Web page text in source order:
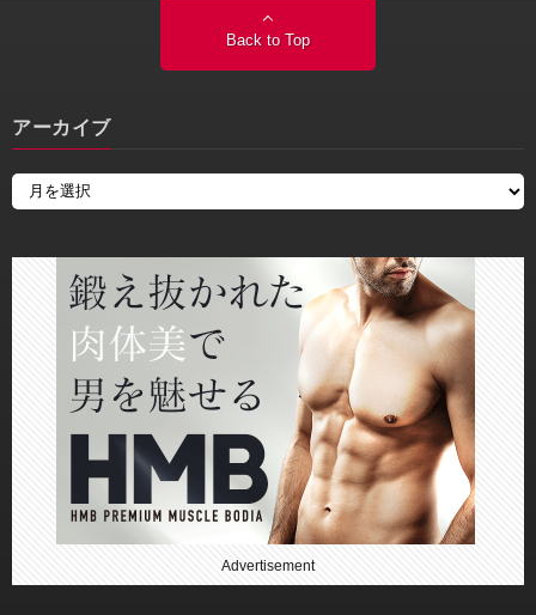
Back to Top
アーカイブ
Advertisement